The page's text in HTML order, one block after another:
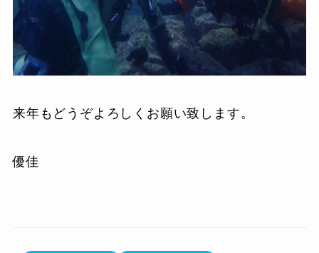
来年もどうぞよろしくお願い致します。
優佳